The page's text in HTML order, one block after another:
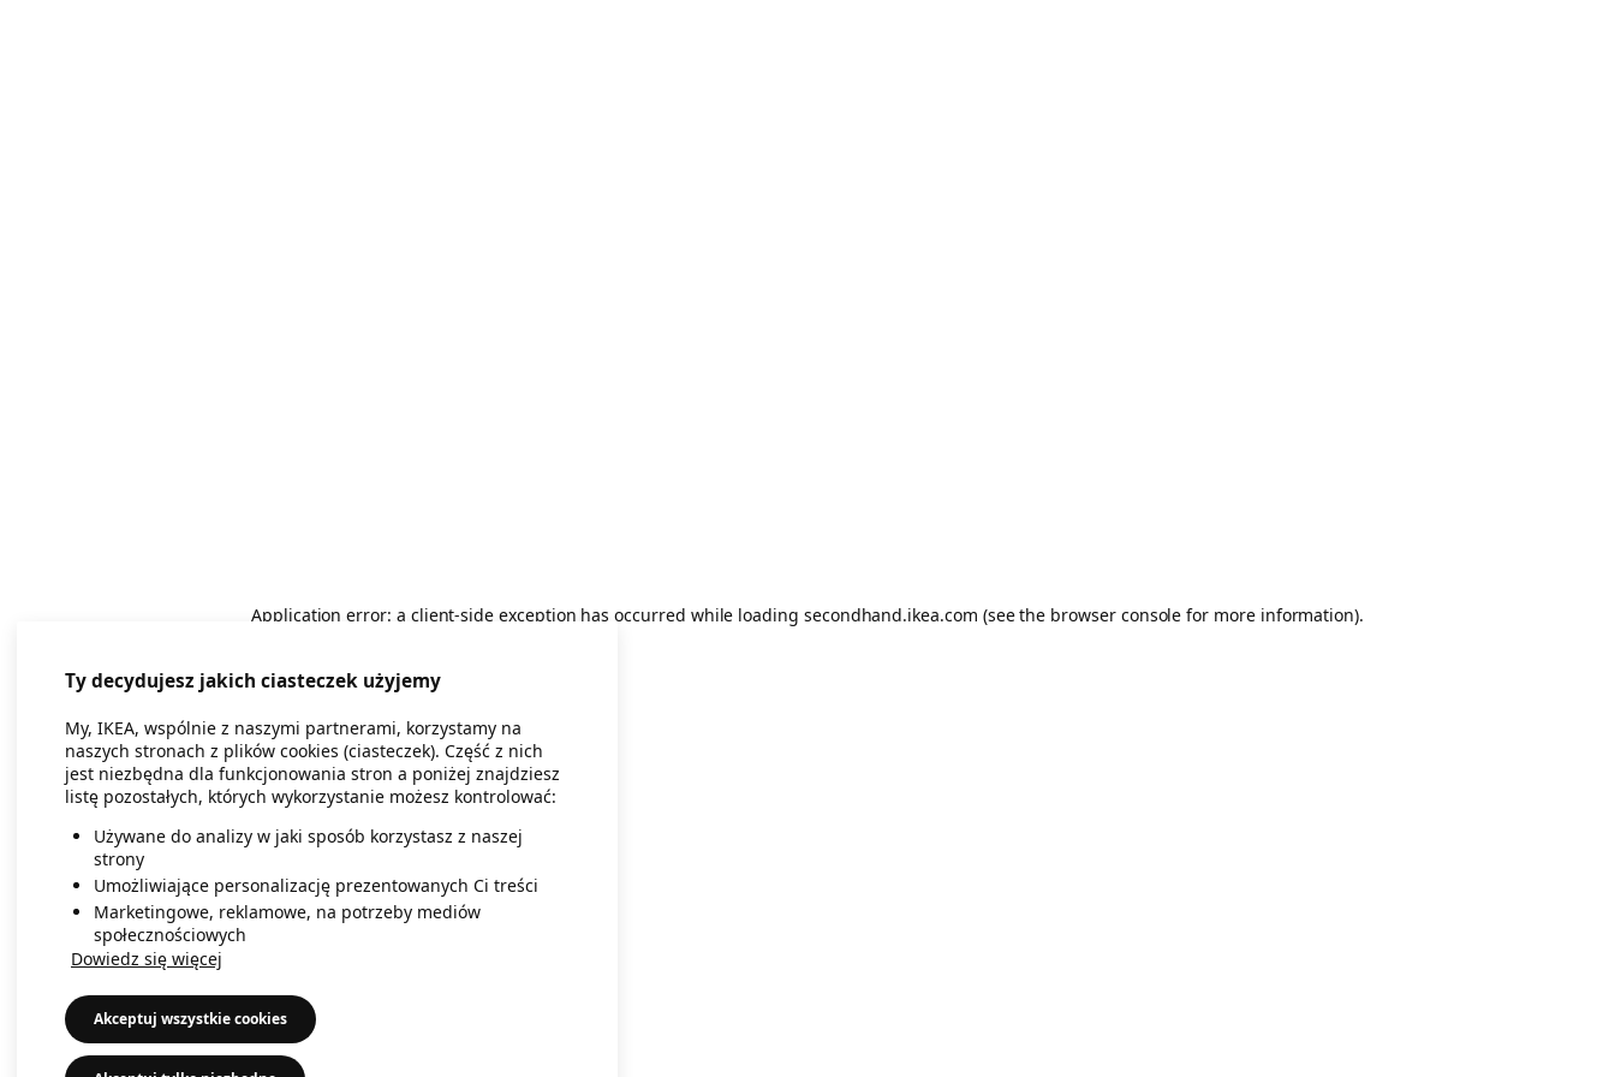
Application error: a client-side exception has occurred while loading secondhand.ikea.com (see the browser console for more information).
Ty decydujesz jakich ciasteczek użyjemy
My, IKEA, wspólnie z naszymi partnerami, korzystamy na
naszych stronach z plików cookies (ciasteczek). Część z nich
jest niezbędna dla funkcjonowania stron a poniżej znajdziesz
listę pozostałych, których wykorzystanie możesz kontrolować:
Używane do analizy w jaki sposób korzystasz z naszej
strony
Umożliwiające personalizację prezentowanych Ci treści
Marketingowe, reklamowe, na potrzeby mediów
społecznościowych
Dowiedz się więcej
Akceptuj wszystkie cookies